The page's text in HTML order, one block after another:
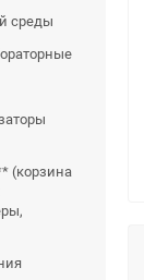
среды
(корзина